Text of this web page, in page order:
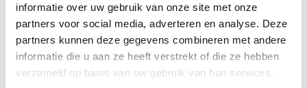
informatie over uw gebruik van onze site met onze
partners voor social media, adverteren en analyse. Deze
partners kunnen deze gegevens combineren met andere
informatie die u aan ze heeft verstrekt of die ze hebben
verzameld op basis van uw gebruik van hun services.
Vragen over onze dienstverlening? We helpen
je graag verder.
Neem contact op